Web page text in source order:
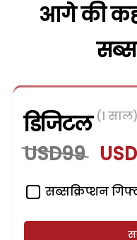
आगे की
डिजिटल (1 साल)
USD99
सब्सक्रिप्शन